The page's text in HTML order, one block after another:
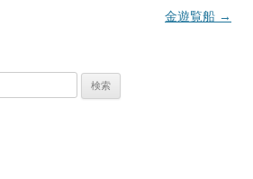
金遊覧船 →